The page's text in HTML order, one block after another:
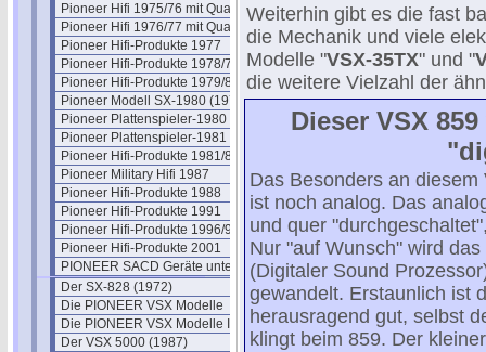
Pioneer Hifi 1975/76 mit Quadro
Pioneer Hifi 1976/77 mit Quadro
Pioneer Hifi-Produkte 1977
Pioneer Hifi-Produkte 1978/79
Pioneer Hifi-Produkte 1979/80
Pioneer Modell SX-1980 (1978)
Pioneer Plattenspieler-1980
Pioneer Plattenspieler-1981
Pioneer Hifi-Produkte 1981/82
Pioneer Military Hifi 1987
Pioneer Hifi-Produkte 1988
Pioneer Hifi-Produkte 1991
Pioneer Hifi-Produkte 1996/97
Pioneer Hifi-Produkte 2001
PIONEER SACD Geräte unter SACD
Der SX-828 (1972)
Die PIONEER VSX Modelle
Die PIONEER VSX Modelle II
Der VSX 5000 (1987)
Weiterhin gibt es die fast
die Mechanik und viele
Modelle "VSX-35TX" und "
die weitere Vielzahl der
Dieser VSX
Das Besonders an
ist noch analog. Das
und quer
Nur "auf Wunsch" wird
(Digitaler Sound
gewandelt. Erstaunlich ist
herausragend gut, selbst
klingt beim 859. Der